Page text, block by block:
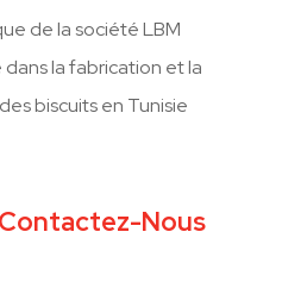
de la société LBM
la fabrication et la
biscuits en Tunisie
Contactez-Nous